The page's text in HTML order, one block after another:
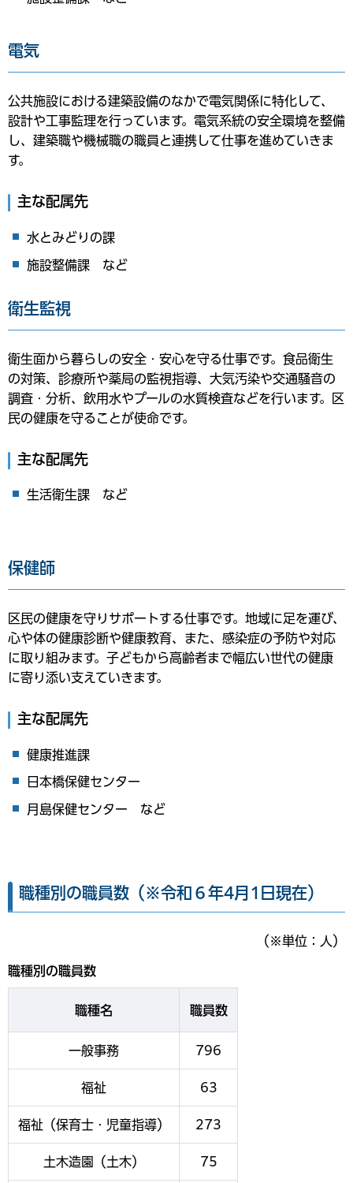
電気
公共施設における建築設備のなかで電気関係に特化して、
設計や工事監理を行っています。電気系統の安全環境を整備
し、建築職や機械職の職員と連携して仕事を進めていきま
す。
主な配属先
水とみどりの課
施設整備課 など
衛生監視
衛生面から暮らしの安全・安心を守る仕事です。食品衛生
の対策、診療所や薬局の監視指導、大気汚染や交通騒音の
調査・分析、飲用水やプールの水質検査などを行います。区
民の健康を守ることが使命です。
主な配属先
生活衛生課 など
保健師
区民の健康を守りサポートする仕事です。地域に足を運び、
心や体の健康診断や健康教育、また、感染症の予防や対応
に取り組みます。子どもから高齢者まで幅広い世代の健康
に寄り添い支えていきます。
主な配属先
健康推進課
日本橋保健センター
月島保健センター など
職種別の職員数（※令和６年4月1日現在）
（※単位：人）
職種別の職員数
職種名 職員数
一般事務 796
福祉 63
福祉（保育士・児童指導） 273
土木造園（土木） 75